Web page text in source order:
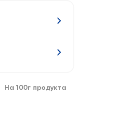
На 100г продукта